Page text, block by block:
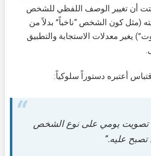
أن تغيير الوصف اللفظي للشخص
(مثل كون الشخص “ناخباً” بدلاً من
يغير معدلات الاستجابة والتطبيق
أعتبره دستوراً سلوكياً:
تصويت يومي على نوع الشخص
تصبح عليه.”